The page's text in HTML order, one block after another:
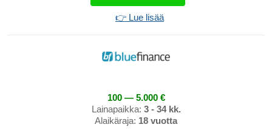
👉 Lue lisää
100 — 5.000 €
Lainapaikka: 3 - 34 kk.
Alaikäraja: 18 vuotta